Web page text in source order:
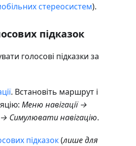
стереосистем).
підказок
голосові підказки за
. Встановіть маршрут і
Меню навігації →
Симулювати навігацію.
підказок(лише для